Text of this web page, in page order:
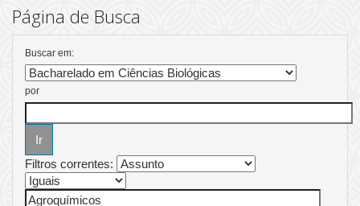
Página de Busca
Buscar em:
por
Filtros correntes: